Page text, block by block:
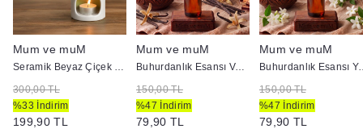
Mum ve muM
Seramik Beyaz Çiçek Model Buhurdanlık
300,00 TL
%33 İndirim
199,90 TL
Mum ve muM
Buhurdanlık Esansı Vanilya 10 cc
150,00 TL
%47 İndirim
79,90 TL
Mum ve muM
150,00 TL
%47 İndirim
79,90 TL